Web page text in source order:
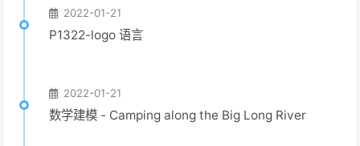
2022-01-21
P1322-logo 语言
2022-01-21
数学建模 - Camping along the Big Long River